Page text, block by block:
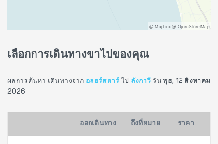
@ Mapbox @ OpenStreetMap
เลือกการเดินทางขาไปของคุณ
ผลการค้นหา เดินทางจาก อลอร์สตาร์ ไป ลังกาวี วันพุธ, 12 สิงหาคม
2026
ออกเดินทาง ถึงที่หมาย ราคา